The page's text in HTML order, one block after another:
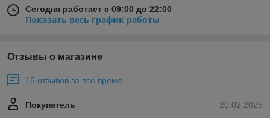
Сегодня работает с 09:00 до 22:00
Показать весь график работы
Отзывы о магазине
15 отзывов за всё время
20.02.2025
Покупатель